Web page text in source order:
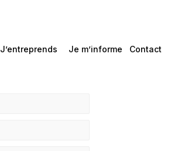
J’entreprends Je m’informe Contact